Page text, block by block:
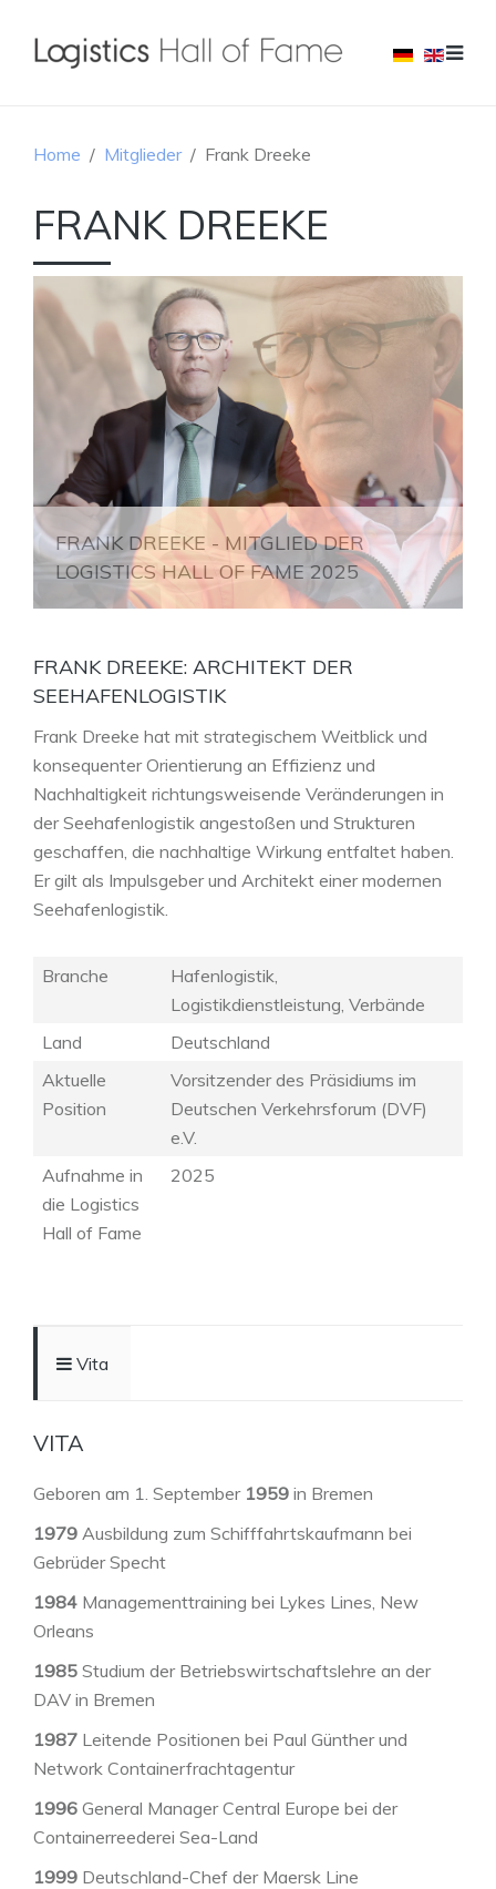
Home Mitglieder Frank Dreeke
FRANK DREEKE
FRANK DREEKE: ARCHITEKT DER
SEEHAFENLOGISTIK
Frank Dreeke hat mit strategischem Weitblick und
konsequenter Orientierung an Effizienz und
Nachhaltigkeit richtungsweisende Veränderungen in
der Seehafenlogistik angestoßen und Strukturen
geschaffen, die nachhaltige Wirkung entfaltet haben.
Er gilt als Impulsgeber und Architekt einer modernen
Seehafenlogistik.
Branche
Hafenlogistik,
Logistikdienstleistung, Verbände
Land
Deutschland
Aktuelle
Position
Vorsitzender des Präsidiums im
Deutschen Verkehrsforum (DVF)
e.V.
Aufnahme in
die Logistics
Hall of Fame
2025
Vita
VITA
Geboren am 1. September 1959 in Bremen
1979 Ausbildung zum Schifffahrtskaufmann bei
Gebrüder Specht
1984 Managementtraining bei Lykes Lines, New
Orleans
1985 Studium der Betriebswirtschaftslehre an der
DAV in Bremen
1987 Leitende Positionen bei Paul Günther und
Network Containerfrachtagentur
1996 General Manager Central Europe bei der
Containerreederei Sea-Land
1999 Deutschland-Chef der Maersk Line